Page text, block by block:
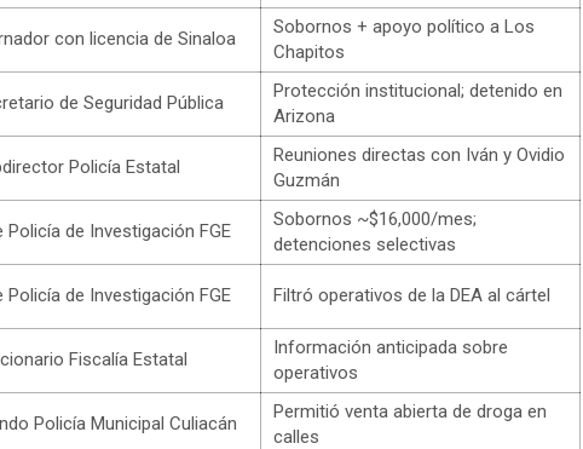
con licencia de Sinaloa
Sobornos + apoyo político a Los
Chapitos
de Seguridad Pública
Protección institucional; detenido en
Arizona
Policía Estatal
Reuniones directas con Iván y Ovidio
Guzmán
Policía de Investigación FGE
Sobornos ~$16,000/mes;
detenciones selectivas
Policía de Investigación FGE Filtró operativos de la DEA al cártel
Fiscalía Estatal
Información anticipada sobre
operativos
Policía Municipal Culiacán
Permitió venta abierta de droga en
calles